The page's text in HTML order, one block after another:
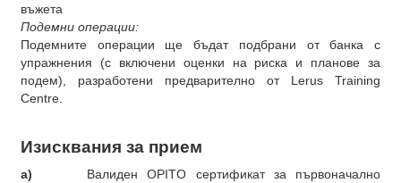
въжета
Подемни операции:
Подемните операции ще бъдат подбрани от банка с
упражнения (с включени оценки на риска и планове за
подем), разработени предварително от Lerus Training
Centre.
Изисквания за прием
a)
Валиден OPITO сертификат за първоначално